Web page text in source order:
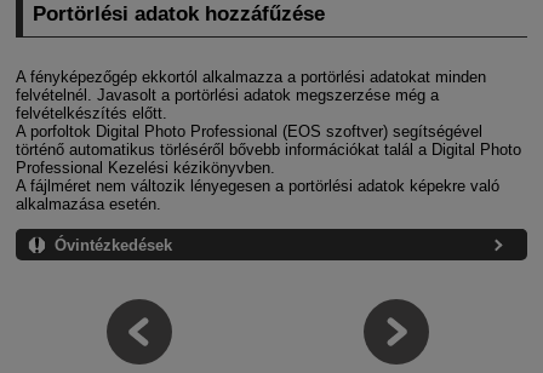
Portörlési adatok hozzáfűzése
A fényképezőgép ekkortól alkalmazza a portörlési adatokat minden
felvételnél. Javasolt a portörlési adatok megszerzése még a
felvételkészítés előtt.
A porfoltok Digital Photo Professional (EOS szoftver) segítségével
történő automatikus törléséről bővebb információkat talál a Digital Photo
Professional Kezelési kézikönyvben.
A fájlméret nem változik lényegesen a portörlési adatok képekre való
alkalmazása esetén.
Óvintézkedések